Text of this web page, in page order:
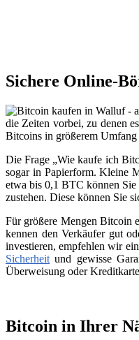
Sichere Online-
die Zeiten vorbei, zu denen
Bitcoins in größerem Umfang
Die Frage „Wie kaufe ich
sogar in Papierform. Kleine
etwa bis 0,1 BTC können Sie
zustehen. Diese können Sie
Für größere Mengen Bitcoin
kennen den Verkäufer gut
investieren, empfehlen wir
Sicherheit und gewisse
Überweisung oder
Bitcoin in Ihrer